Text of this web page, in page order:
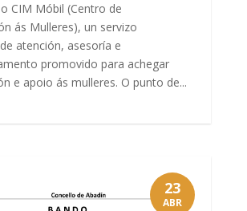
CIM Móbil (Centro de
ás Mulleres), un servizo
atención, asesoría e
promovido para achegar
e apoio ás mulleres. O punto de...
23
ABR